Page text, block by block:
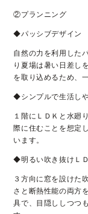
②プランニング
◆パッシブデザイン
自然の力を利用した
り夏場は暑い日差し
を取り込めるため、
◆シンプルで生活し
１階にＬＤＫと水廻
際に住むことを想定
います。
◆明るい吹き抜けＬ
３方向に窓を設けた
さと断熱性能の両方
具で、目隠ししつつ